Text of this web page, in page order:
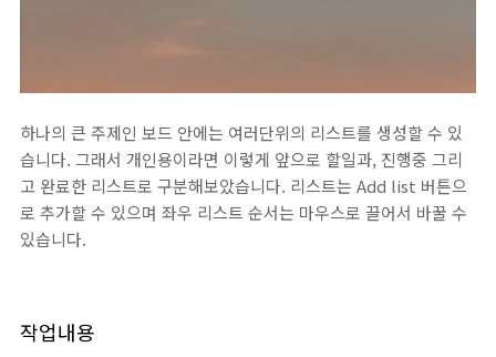
하나의 큰 주제인 보드 안에는 여러단위의 리스트를 생성할 수 있
습니다. 그래서 개인용이라면 이렇게 앞으로 할일과, 진행중 그리
고 완료한 리스트로 구분해보았습니다. 리스트는 Add list 버튼으
로 추가할 수 있으며 좌우 리스트 순서는 마우스로 끌어서 바꿀 수
있습니다.
작업내용